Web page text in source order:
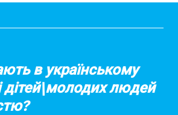
в українському
дітей\молодих людей